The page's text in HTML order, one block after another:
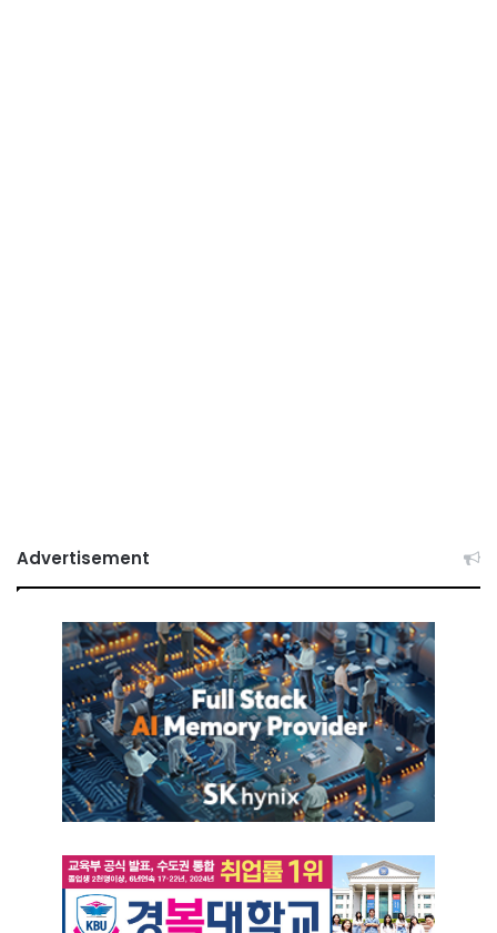
Advertisement